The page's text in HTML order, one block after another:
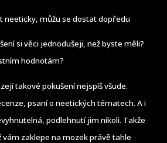
neeticky, můžu se dostat dopředu
si věci jednodušeji, než byste měli?
hodnotám?
takové pokušení nejspíš všude.
psaní o neetických tématech. A i
podlehnutí jim nikoli. Takže
zaklepe na mozek právě tahle